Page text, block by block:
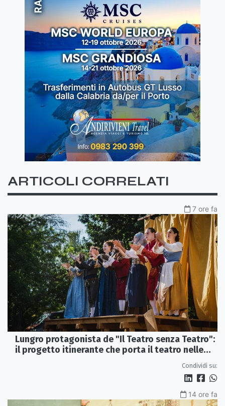
ARTICOLI CORRELATI
7 ore fa
Lungro protagonista de "Il Teatro senza Teatro":
il progetto itinerante che porta il teatro nelle
Condividi su:
14 ore fa